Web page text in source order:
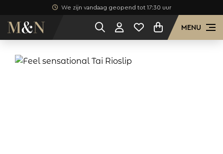
We zijn vandaag geopend tot 17:30 uur
MENU